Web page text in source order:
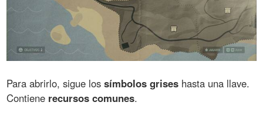
Para abrirlo, sigue lossímbolos grises hasta una llave.
Contiene recursos comunes.